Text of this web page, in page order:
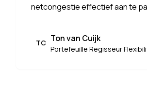
netcongestie effectief aan te
TC Ton van Cuijk
Portefeuille Regisseur